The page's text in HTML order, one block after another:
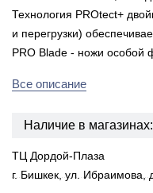
Технология PROtect+
и перегрузки)
PRO Blade - ножи особой
Все описание
Наличие в магазинах:
ТЦ Дордой-Плаза
г. Бишкек, ул. Ибраимова,